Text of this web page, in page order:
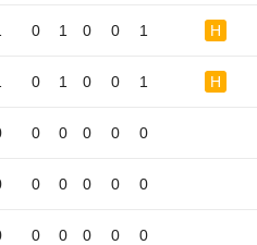
0 1 0 0 1 H
0 1 0 0 1 H
0 0 0 0 0
0 0 0 0 0
0 0 0 0 0